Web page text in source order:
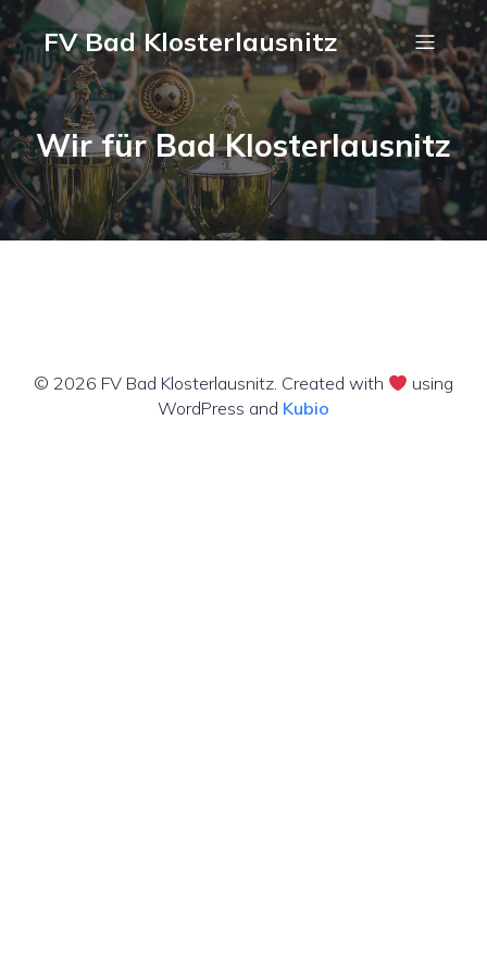
FV Bad Klosterlausnitz
Wir für Bad Klosterlausnitz
© 2026 FV Bad Klosterlausnitz. Created with
using
WordPress and Kubio